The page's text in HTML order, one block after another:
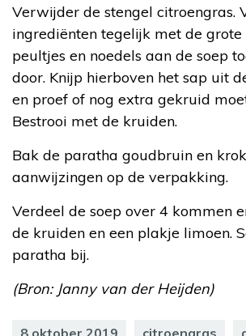
Verwijder de stengel citroengras.
ingrediënten tegelijk met de
peultjes en noedels aan de soep
door. Knijp hierboven het sap uit
en proef of nog extra gekruid
Bestrooi met de kruiden.
Bak de paratha goudbruin en
aanwijzingen op de verpakking.
Verdeel de soep over 4 kommen
de kruiden en een plakje limoen.
paratha bij.
(Bron: Janny van der Heijden)
8 oktober 2019 citroengras